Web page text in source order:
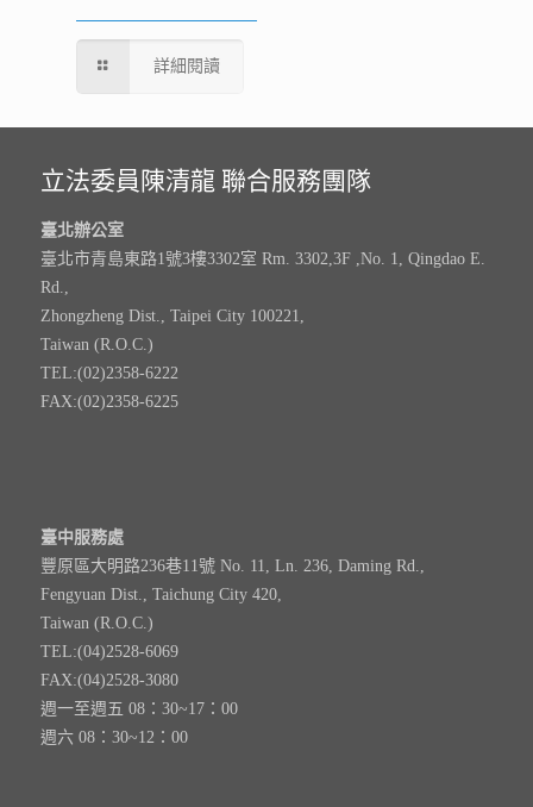
詳細閱讀
立法委員陳清龍 聯合服務團隊
臺北辦公室
臺北市青島東路1號3樓3302室 Rm. 3302,3F ,No. 1, Qingdao E.
Rd.,
Zhongzheng Dist., Taipei City 100221,
Taiwan (R.O.C.)
TEL:(02)2358-6222
FAX:(02)2358-6225
臺中服務處
豐原區大明路236巷11號 No. 11, Ln. 236, Daming Rd.,
Fengyuan Dist., Taichung City 420,
Taiwan (R.O.C.)
TEL:(04)2528-6069
FAX:(04)2528-3080
週一至週五 08：30~17：00
週六 08：30~12：00